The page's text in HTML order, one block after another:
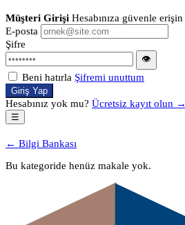
Müşteri Girişi Hesabınıza güvenle erişin
E-posta
Şifre
👁
Beni hatırla Şifremi unuttum
Giriş Yap
Hesabınız yok mu? Ücretsiz kayıt olun →
☰
← Bilgi Bankası
Bu kategoride henüz makale yok.